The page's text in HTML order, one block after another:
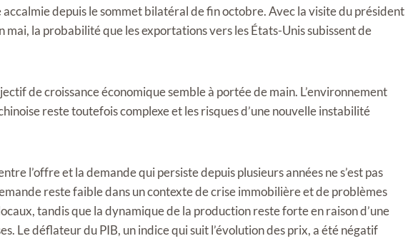
depuis le sommet bilatéral de fin octobre. Avec la visite du président
mai, la probabilité que les exportations vers les États-Unis subissent de
de croissance économique semble à portée de main. L’environnement
reste toutefois complexe et les risques d’une nouvelle instabilité
l’offre et la demande qui persiste depuis plusieurs années ne s’est pas
reste faible dans un contexte de crise immobilière et de problèmes
tandis que la dynamique de la production reste forte en raison d’une
Le déflateur du PIB, un indice qui suit l’évolution des prix, a été négatif